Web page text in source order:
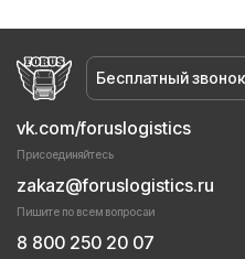
Бесплатный
vk.com/foruslogistics
Присоединяйтесь
zakaz@foruslogistics.ru
Пишите по всем вопросаи
8 800 250 20 07